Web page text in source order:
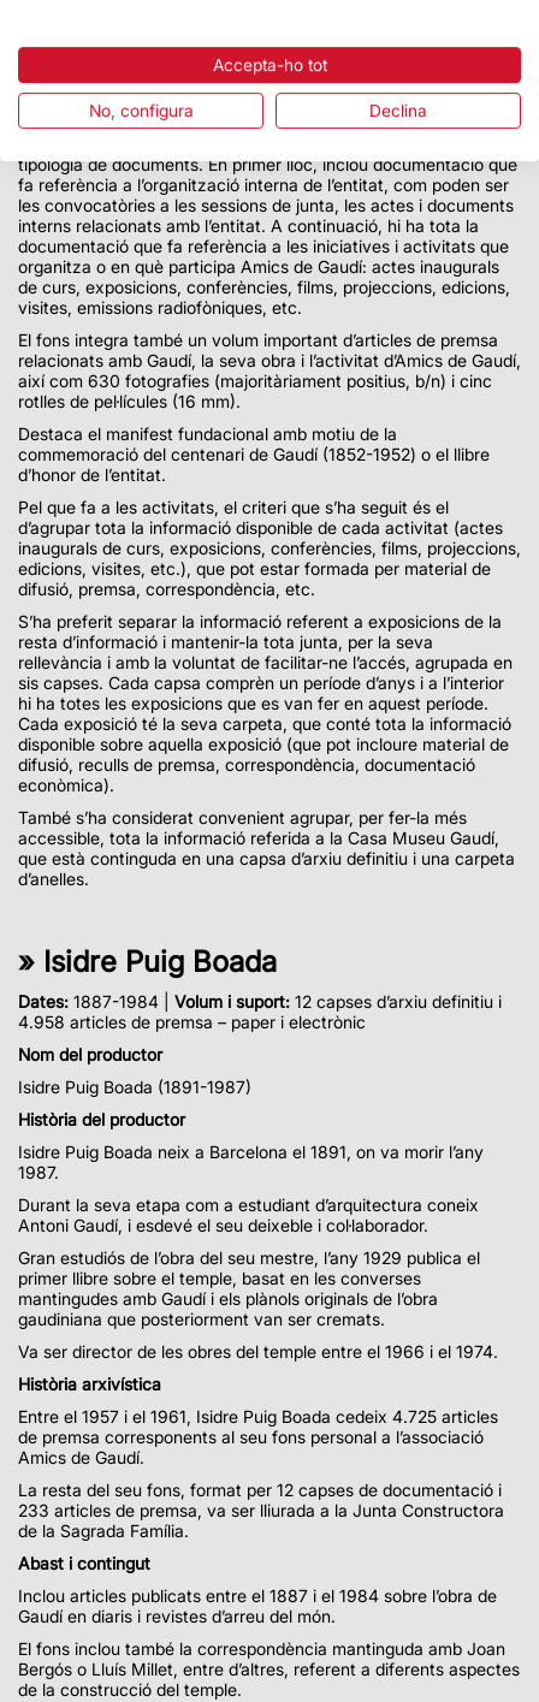
l’associació, i testimonia les relacions externes establertes amb
altres entitats i amb diferents instàncies de l’Administració
durant bona part del règim franquista i, en cert grau, l’activitat
cultural (i turística) a la Barcelona d’aquells anys.
tipologia de documents. En primer lloc, inclou documentació que
fa referència a l’organització interna de l’entitat, com poden ser
les convocatòries a les sessions de junta, les actes i documents
interns relacionats amb l’entitat. A continuació, hi ha tota la
documentació que fa referència a les iniciatives i activitats que
organitza o en què participa Amics de Gaudí: actes inaugurals
de curs, exposicions, conferències, films, projeccions, edicions,
visites, emissions radiofòniques, etc.
El fons integra també un volum important d’articles de premsa
relacionats amb Gaudí, la seva obra i l’activitat d’Amics de Gaudí,
així com 630 fotografies (majoritàriament positius, b/n) i cinc
rotlles de pel·lícules (16 mm).
Destaca el manifest fundacional amb motiu de la
commemoració del centenari de Gaudí (1852-1952) o el llibre
d’honor de l’entitat.
Pel que fa a les activitats, el criteri que s’ha seguit és el
d’agrupar tota la informació disponible de cada activitat (actes
inaugurals de curs, exposicions, conferències, films, projeccions,
edicions, visites, etc.), que pot estar formada per material de
difusió, premsa, correspondència, etc.
S’ha preferit separar la informació referent a exposicions de la
resta d’informació i mantenir-la tota junta, per la seva
rellevància i amb la voluntat de facilitar-ne l’accés, agrupada en
sis capses. Cada capsa comprèn un període d’anys i a l’interior
hi ha totes les exposicions que es van fer en aquest període.
Cada exposició té la seva carpeta, que conté tota la informació
disponible sobre aquella exposició (que pot incloure material de
difusió, reculls de premsa, correspondència, documentació
econòmica).
També s’ha considerat convenient agrupar, per fer-la més
accessible, tota la informació referida a la Casa Museu Gaudí,
que està continguda en una capsa d’arxiu definitiu i una carpeta
d’anelles.
» Isidre Puig Boada
Dates: 1887-1984 | Volum i suport: 12 capses d’arxiu definitiu i
4.958 articles de premsa – paper i electrònic
Nom del productor
Isidre Puig Boada (1891-1987)
Història del productor
Isidre Puig Boada neix a Barcelona el 1891, on va morir l’any
1987.
Durant la seva etapa com a estudiant d’arquitectura coneix
Antoni Gaudí, i esdevé el seu deixeble i col·laborador.
Gran estudiós de l’obra del seu mestre, l’any 1929 publica el
primer llibre sobre el temple, basat en les converses
mantingudes amb Gaudí i els plànols originals de l’obra
gaudiniana que posteriorment van ser cremats.
Va ser director de les obres del temple entre el 1966 i el 1974.
Història arxivística
Entre el 1957 i el 1961, Isidre Puig Boada cedeix 4.725 articles
de premsa corresponents al seu fons personal a l’associació
Amics de Gaudí.
La resta del seu fons, format per 12 capses de documentació i
233 articles de premsa, va ser lliurada a la Junta Constructora
de la Sagrada Família.
Abast i contingut
Inclou articles publicats entre el 1887 i el 1984 sobre l’obra de
Gaudí en diaris i revistes d’arreu del món.
El fons inclou també la correspondència mantinguda amb Joan
Bergós o Lluís Millet, entre d’altres, referent a diferents aspectes
de la construcció del temple.
Accepta-ho tot
No, configura Declina